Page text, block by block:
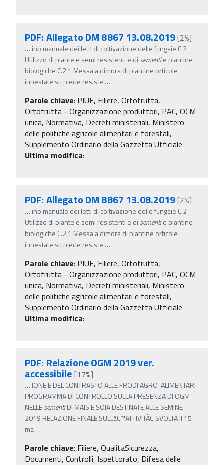
PDF: Allegato DM 8867 13.08.2019[2%]
… ino manuale dei letti di coltivazione delle fungaie C.2
Utilizzo di piante e semi resistenti e di sementie piantine
biologiche C.2.1 Messa a dimora di piantine orticole
innestate su piede resiste …
Parole chiave: PIUE, Filiere, Ortofrutta,
Ortofrutta - Organizzazione produttori, PAC, OCM
unica, Normativa, Decreti ministeriali, Ministero
delle politiche agricole alimentari e forestali,
Supplemento Ordinario della Gazzetta Ufficiale
Ultima modifica:
PDF: Allegato DM 8867 13.08.2019[2%]
… ino manuale dei letti di coltivazione delle fungaie C.2
Utilizzo di piante e semi resistenti e di sementie piantine
biologiche C.2.1 Messa a dimora di piantine orticole
innestate su piede resiste …
Parole chiave: PIUE, Filiere, Ortofrutta,
Ortofrutta - Organizzazione produttori, PAC, OCM
unica, Normativa, Decreti ministeriali, Ministero
delle politiche agricole alimentari e forestali,
Supplemento Ordinario della Gazzetta Ufficiale
Ultima modifica:
PDF: Relazione OGM 2019 ver.
accessibile [17%]
… IONE E DEL CONTRASTO ALLE FRODI AGRO-ALIMENTARI
PROGRAMMA DI CONTROLLO SULLA PRESENZA DI OGM
NELLEsementiDI MAIS E SOIA DESTINATE ALLE SEMINE
2019 RELAZIONE FINALE SULLâ€™ATTIVITÃ€ SVOLTA Il 15
ma…
Parole chiave: Filiere, QualitaSicurezza,
Documenti, Controlli, Ispettorato, Difesa delle